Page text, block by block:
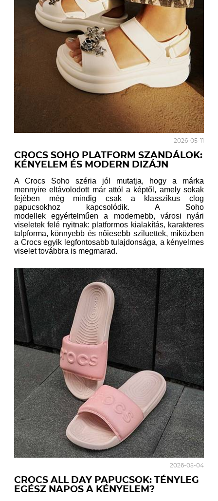
2026-05-11
CROCS SOHO PLATFORM SZANDÁLOK:
KÉNYELEM ÉS MODERN DIZÁJN
A Crocs Soho széria jól mutatja, hogy a márka
mennyire eltávolodott már attól a képtől, amely sokak
fejében még mindig csak a klasszikus clog
papucsokhoz kapcsolódik. A Soho
modellekegyértelműen a modernebb, városi nyári
viseletek felé nyitnak: platformos kialakítás, karakteres
talpforma, könnyebb és nőiesebb sziluettek, miközben
a Crocs egyik legfontosabb tulajdonsága, a kényelmes
viselet továbbra is megmarad.
2026-05-04
CROCS ALL DAY PAPUCSOK: TÉNYLEG
EGÉSZ NAPOS A KÉNYELEM?